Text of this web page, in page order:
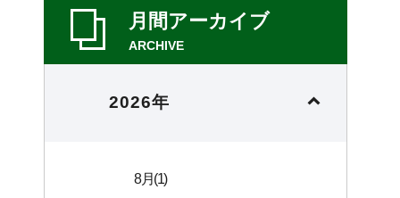
月間アーカイブ
ARCHIVE
2026年
8月(1)